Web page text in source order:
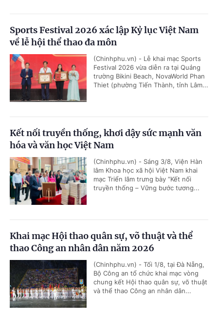
Sports Festival 2026 xác lập Kỷ lục Việt Nam
về lễ hội thể thao đa môn
(Chinhphu.vn) - Lễ khai mạc Sports
Festival 2026 vừa diễn ra tại Quảng
trường Bikini Beach, NovaWorld Phan
Thiet (phường Tiến Thành, tỉnh Lâm...
Kết nối truyền thống, khơi dậy sức mạnh văn
hóa và văn học Việt Nam
(Chinhphu.vn) - Sáng 3/8, Viện Hàn
lâm Khoa học xã hội Việt Nam khai
mạc Triển lãm trưng bày “Kết nối
truyền thống – Vững bước tương...
Khai mạc Hội thao quân sự, võ thuật và thể
thao Công an nhân dân năm 2026
(Chinhphu.vn) - Tối 1/8, tại Đà Nẵng,
Bộ Công an tổ chức khai mạc vòng
chung kết Hội thao quân sự, võ thuật
và thể thao Công an nhân dân...